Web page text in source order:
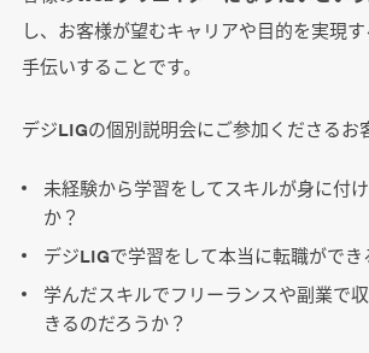
し、お客様が望むキャリアや目的を実現
手伝いすることです。
デジLIGの個別説明会にご参加くださるお
未経験から学習をしてスキルが身に付
か？
デジLIGで学習をして本当に転職ができ
学んだスキルでフリーランスや副業で
きるのだろうか？